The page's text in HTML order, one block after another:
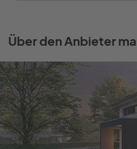
Über den Anbieter